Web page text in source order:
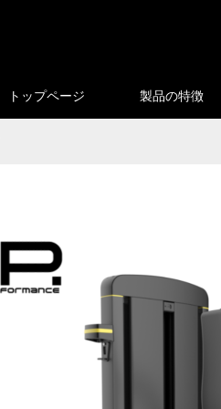
トップページ 製品の特徴